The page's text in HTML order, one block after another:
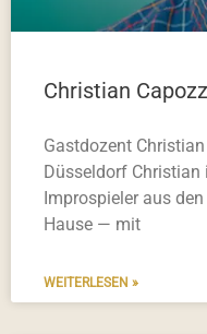
Christian
Gastdozent
Düsseldorf Christian
Improspieler aus
Hause — mit
WEITERLESEN »